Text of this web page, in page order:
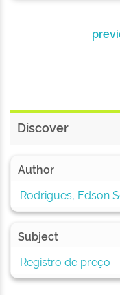
Discover
Author
Rodrigues, Edson
Subject
Registro de preço